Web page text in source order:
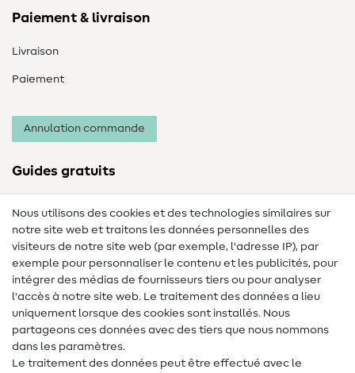
Paiement & livraison
Livraison
Paiement
Annulation commande
Guides gratuits
Lexique de couture
Tutos de couture
Aide & contact
Contact
Changement de propriétaire
Nous utilisons des cookies et des technologies similaires sur
notre site web et traitons les données personnelles des
visiteurs de notre site web (par exemple, l'adresse IP), par
exemple pour personnaliser le contenu et les publicités, pour
intégrer des médias de fournisseurs tiers ou pour analyser
l'accès à notre site web. Le traitement des données a lieu
uniquement lorsque des cookies sont installés. Nous
partageons ces données avec des tiers que nous nommons
dans les paramètres.
Le traitement des données peut être effectué avec le